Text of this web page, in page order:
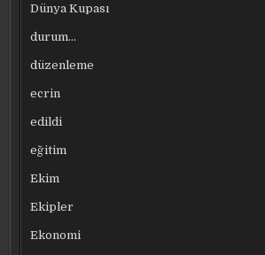
Dünya Kupası
durum…
düzenleme
ecrin
edildi
eğitim
Ekim
Ekipler
Ekonomi